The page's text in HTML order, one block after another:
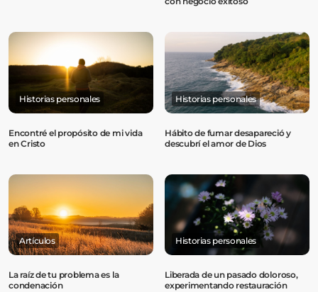
Historias personales
Encontré el propósito de mi vida
en Cristo
Historias personales
Hábito de fumar desapareció y
descubrí el amor de Dios
Artículos
La raíz de tu problema es la
condenación
Historias personales
Liberada de un pasado doloroso,
experimentando restauración